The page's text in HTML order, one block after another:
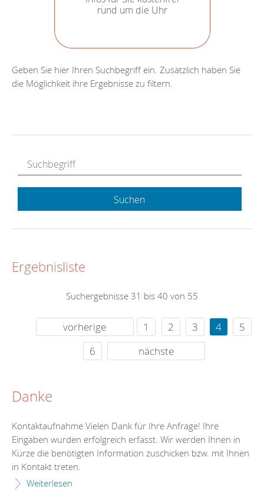
rund um die Uhr
Geben Sie hier Ihren Suchbegriff ein. Zusätzlich haben Sie
die Möglichkeit ihre Ergebnisse zu filtern.
Suchen
Ergebnisliste
Suchergebnisse 31 bis 40 von 55
vorherige 1 2 3 4
5
6
nächste
Danke
Kontaktaufnahme Vielen Dank für Ihre Anfrage! Ihre
Eingaben wurden erfolgreich erfasst. Wir werden Ihnen in
Kürze die benötigten Information zuschicken bzw. mit Ihnen
in Kontakt treten.
Weiterlesen